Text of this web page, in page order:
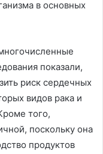
в основных
показали,
риск сердечных
видов рака и
того,
поскольку она
продуктов